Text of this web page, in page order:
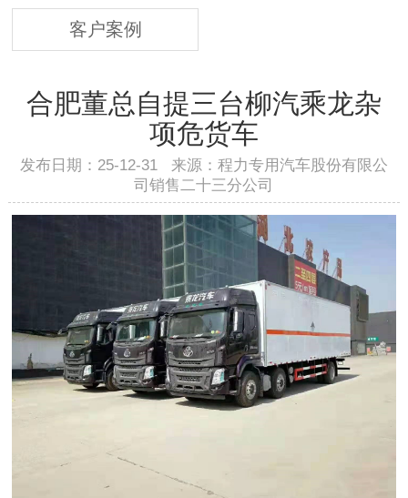
客户案例
合肥董总自提三台柳汽乘龙杂
项危货车
发布日期：25-12-31 来源：程力专用汽车股份有限公
司销售二十三分公司